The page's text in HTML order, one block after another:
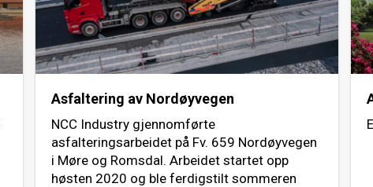
Asfaltering av Nordøyvegen
NCC Industry gjennomførte
asfalteringsarbeidet på Fv. 659 Nordøyvegen
i Møre og Romsdal. Arbeidet startet opp
høsten 2020 og ble ferdigstilt sommeren